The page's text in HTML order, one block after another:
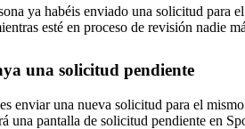
ya habéis enviado una solicitud para
esté en proceso de revisión nadie
una solicitud pendiente
enviar una nueva solicitud para el
una pantalla de solicitud pendiente en